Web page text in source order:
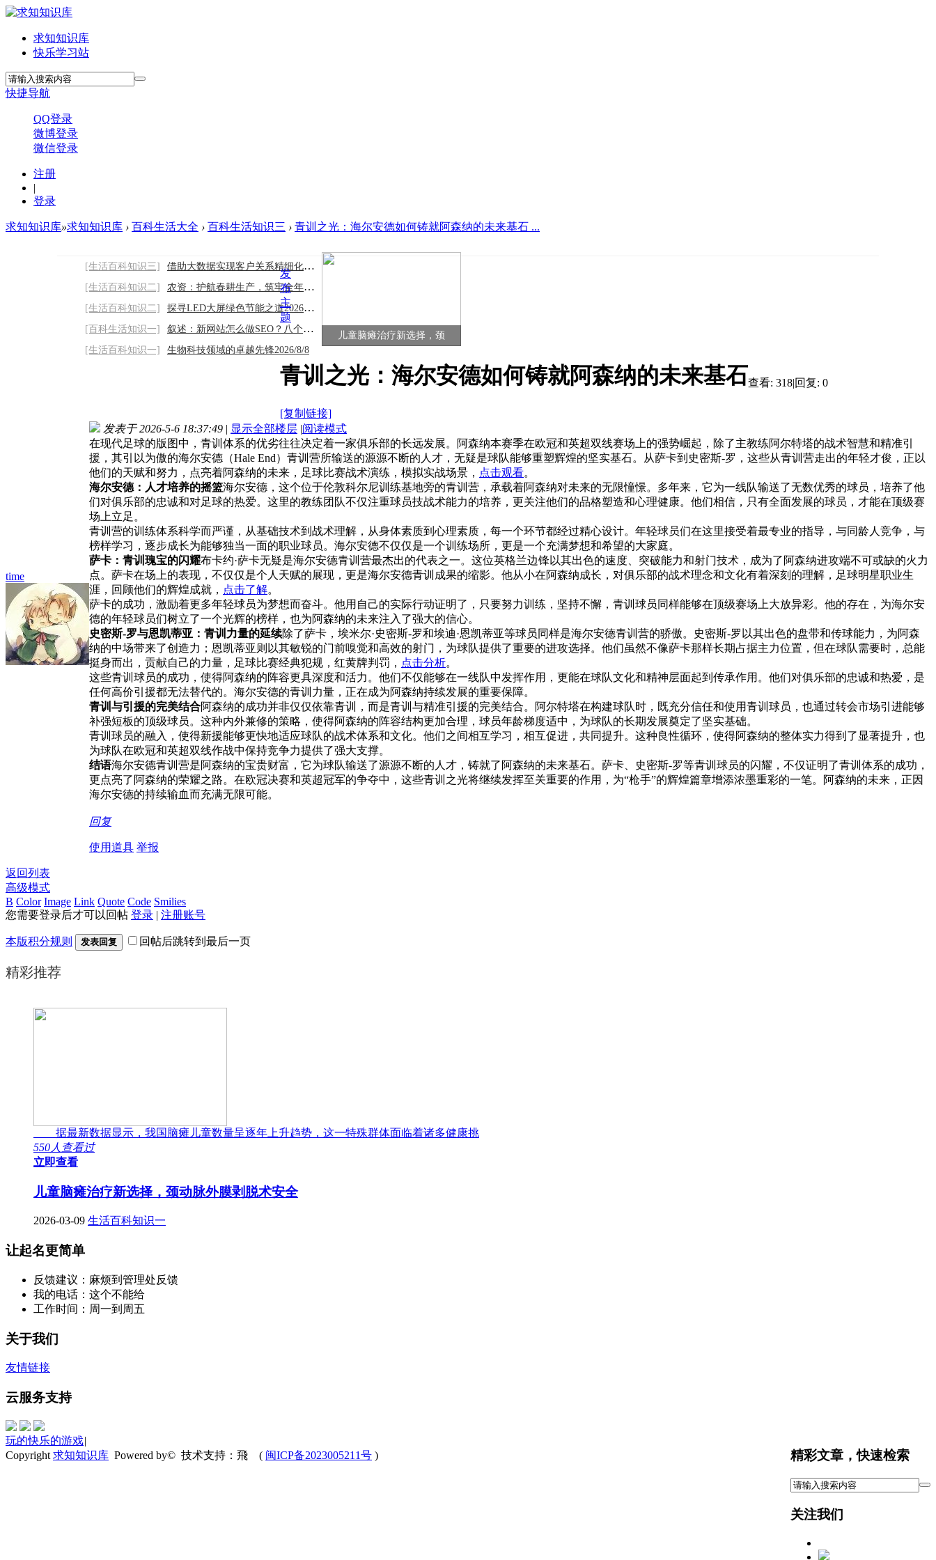
求知知识库
快乐学习站
快捷导航
QQ登录
微博登录
微信登录
注册
|
登录
求知知识库»求知知识库 › 百科生活大全 › 百科生活知识三 › 青训之光：海尔安德如何铸就阿森纳的未来基石 ...
[生活百科知识三]
借助大数据实现客户关系精细化管理2026/8/8
[生活百科知识二]
农资：护航春耕生产，筑牢全年丰收根基
[生活百科知识二]
探寻LED大屏绿色节能之道2026/8/8
[百科生活知识一]
叙述：新网站怎么做SEO？八个最基础的步骤2
[生活百科知识一]
生物科技领域的卓越先锋2026/8/8
儿童脑瘫治疗新选择，颈
发
布
主
题
青训之光：海尔安德如何铸就阿森纳的未来基石
[复制链接]
查看: 318|回复: 0
time
发表于 2026-5-6 18:37:49 | 显示全部楼层 |阅读模式
在现代足球的版图中，青训体系的优劣往往决定着一家俱乐部的长远发展。阿森纳本赛季在欧冠和英超双线赛场上的强势崛起，除了主教练阿尔特塔的战术智慧和精准引
援，其引以为傲的海尔安德（Hale End）青训营所输送的源源不断的人才，无疑是球队能够重塑辉煌的坚实基石。从萨卡到史密斯-罗，这些从青训营走出的年轻才俊，正以
他们的天赋和努力，点亮着阿森纳的未来，足球比赛战术演练，模拟实战场景， 点击观看。
海尔安德：人才培养的摇篮海尔安德，这个位于伦敦科尔尼训练基地旁的青训营，承载着阿森纳对未来的无限憧憬。多年来，它为一线队输送了无数优秀的球员，培养了他
们对俱乐部的忠诚和对足球的热爱。这里的教练团队不仅注重球员技战术能力的培养，更关注他们的品格塑造和心理健康。他们相信，只有全面发展的球员，才能在顶级赛
场上立足。
青训营的训练体系科学而严谨，从基础技术到战术理解，从身体素质到心理素质，每一个环节都经过精心设计。年轻球员们在这里接受着最专业的指导，与同龄人竞争，与
榜样学习，逐步成长为能够独当一面的职业球员。海尔安德不仅仅是一个训练场所，更是一个充满梦想和希望的大家庭。
萨卡：青训瑰宝的闪耀布卡约·萨卡无疑是海尔安德青训营最杰出的代表之一。这位英格兰边锋以其出色的速度、突破能力和射门技术，成为了阿森纳进攻端不可或缺的火力
点。萨卡在场上的表现，不仅仅是个人天赋的展现，更是海尔安德青训成果的缩影。他从小在阿森纳成长，对俱乐部的战术理念和文化有着深刻的理解，足球明星职业生
涯，回顾他们的辉煌成就， 点击了解。
萨卡的成功，激励着更多年轻球员为梦想而奋斗。他用自己的实际行动证明了，只要努力训练，坚持不懈，青训球员同样能够在顶级赛场上大放异彩。他的存在，为海尔安
德的年轻球员们树立了一个光辉的榜样，也为阿森纳的未来注入了强大的信心。
史密斯-罗与恩凯蒂亚：青训力量的延续除了萨卡，埃米尔·史密斯-罗和埃迪·恩凯蒂亚等球员同样是海尔安德青训营的骄傲。史密斯-罗以其出色的盘带和传球能力，为阿森
纳的中场带来了创造力；恩凯蒂亚则以其敏锐的门前嗅觉和高效的射门，为球队提供了重要的进攻选择。他们虽然不像萨卡那样长期占据主力位置，但在球队需要时，总能
挺身而出，贡献自己的力量，足球比赛经典犯规，红黄牌判罚， 点击分析。
这些青训球员的成功，使得阿森纳的阵容更具深度和活力。他们不仅能够在一线队中发挥作用，更能在球队文化和精神层面起到传承作用。他们对俱乐部的忠诚和热爱，是
任何高价引援都无法替代的。海尔安德的青训力量，正在成为阿森纳持续发展的重要保障。
青训与引援的完美结合阿森纳的成功并非仅仅依靠青训，而是青训与精准引援的完美结合。阿尔特塔在构建球队时，既充分信任和使用青训球员，也通过转会市场引进能够
补强短板的顶级球员。这种内外兼修的策略，使得阿森纳的阵容结构更加合理，球员年龄梯度适中，为球队的长期发展奠定了坚实基础。
青训球员的融入，使得新援能够更快地适应球队的战术体系和文化。他们之间相互学习，相互促进，共同提升。这种良性循环，使得阿森纳的整体实力得到了显著提升，也
为球队在欧冠和英超双线作战中保持竞争力提供了强大支撑。
结语海尔安德青训营是阿森纳的宝贵财富，它为球队输送了源源不断的人才，铸就了阿森纳的未来基石。萨卡、史密斯-罗等青训球员的闪耀，不仅证明了青训体系的成功，
更点亮了阿森纳的荣耀之路。在欧冠决赛和英超冠军的争夺中，这些青训之光将继续发挥至关重要的作用，为“枪手”的辉煌篇章增添浓墨重彩的一笔。阿森纳的未来，正因
海尔安德的持续输血而充满无限可能。
回复
使用道具 举报
返回列表
高级模式
B Color Image Link Quote Code Smilies
您需要登录后才可以回帖 登录 | 注册账号
本版积分规则 发表回复 回帖后跳转到最后一页
精彩推荐
据最新数据显示，我国脑瘫儿童数量呈逐年上升趋势，这一特殊群体面临着诸多健康挑
550人查看过
立即查看
儿童脑瘫治疗新选择，颈动脉外膜剥脱术安全
2026-03-09 生活百科知识一
让起名更简单
反馈建议：麻烦到管理处反馈
我的电话：这个不能给
工作时间：周一到周五
关于我们
友情链接
云服务支持
精彩文章，快速检索
关注我们
玩的快乐的游戏|
Copyright 求知知识库 Powered by© 技术支持：飛 ( 闽ICP备2023005211号 )